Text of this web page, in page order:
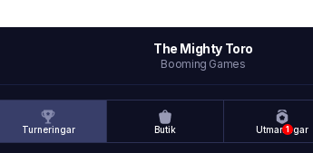
The Mighty Toro
Booming Games
Turneringar Butik 1
Utmaningar